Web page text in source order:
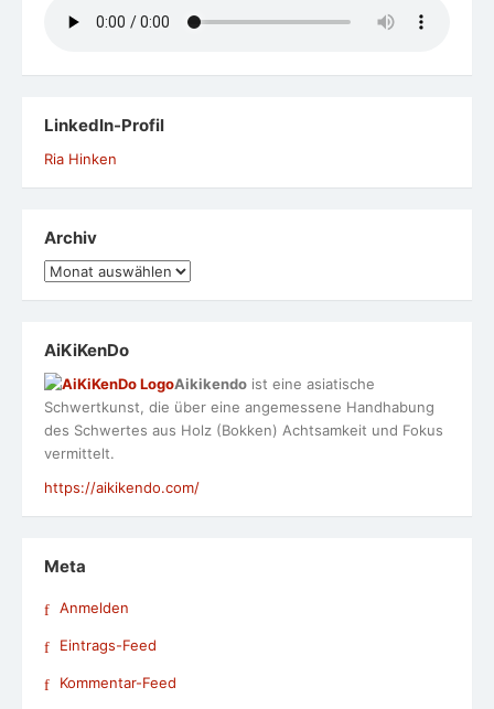
LinkedIn-Profil
Ria Hinken
Archiv
Archiv
AiKiKenDo
Aikikendo ist eine asiatische
Schwertkunst, die über eine angemessene Handhabung
des Schwertes aus Holz (Bokken) Achtsamkeit und Fokus
vermittelt.
https://aikikendo.com/
Meta
Anmelden
Eintrags-Feed
Kommentar-Feed